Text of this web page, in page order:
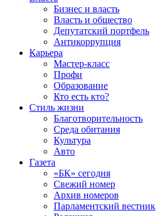
Бизнес и власть
Власть и общество
Депутатский портфель
Антикоррупция
Карьера
Мастер-класс
Профи
Образование
Кто есть кто?
Стиль жизни
Благотворительность
Среда обитания
Культура
Авто
Газета
«БК» сегодня
Свежий номер
Архив номеров
Парламентский вестник